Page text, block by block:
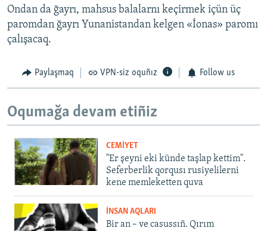
Ondan da ğayrı, mahsus balalarnı keçirmek içün üç
paromdan ğayrı Yunanistandan kelgen «İonas» paromı
çalışacaq.
Paylaşmaq VPN-siz oquñız Follow us
Oqumağa devam etiñiz
CEMİYET
"Er şeyni eki künde taşlap kettim".
Seferberlik qorqusı rusiyelilerni
kene memleketten quva
İNSAN AQLARI
Bir an – ve casussıñ. Qırım